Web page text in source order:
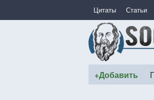
Цитаты Статьи
+Добавить